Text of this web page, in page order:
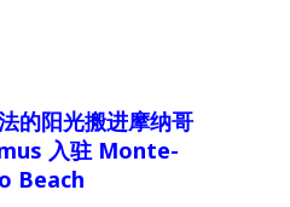
的阳光搬进摩纳哥
入驻 Monte-
Beach